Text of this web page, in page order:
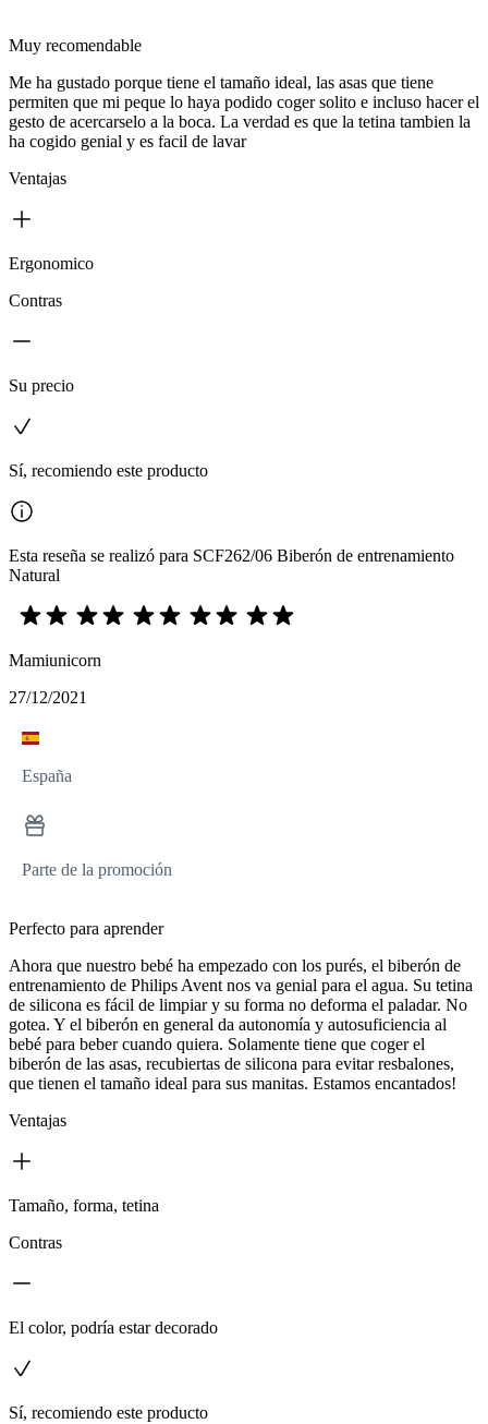
Muy recomendable
Me ha gustado porque tiene el tamaño ideal, las asas que tiene
permiten que mi peque lo haya podido coger solito e incluso hacer el
gesto de acercarselo a la boca. La verdad es que la tetina tambien la
ha cogido genial y es facil de lavar
Ventajas
Ergonomico
Contras
Su precio
Sí, recomiendo este producto
Esta reseña se realizó para SCF262/06 Biberón de entrenamiento
Natural
Mamiunicorn
27/12/2021
España
Parte de la promoción
Perfecto para aprender
Ahora que nuestro bebé ha empezado con los purés, el biberón de
entrenamiento de Philips Avent nos va genial para el agua. Su tetina
de silicona es fácil de limpiar y su forma no deforma el paladar. No
gotea. Y el biberón en general da autonomía y autosuficiencia al
bebé para beber cuando quiera. Solamente tiene que coger el
biberón de las asas, recubiertas de silicona para evitar resbalones,
que tienen el tamaño ideal para sus manitas. Estamos encantados!
Ventajas
Tamaño, forma, tetina
Contras
El color, podría estar decorado
Sí, recomiendo este producto